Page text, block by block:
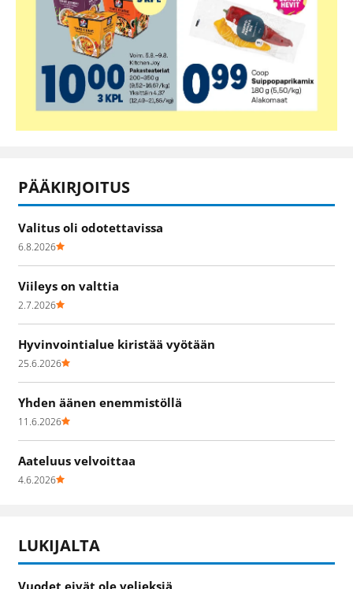
PÄÄKIRJOITUS
Valitus oli odotettavissa
6.8.2026
Viileys on valttia
2.7.2026
Hyvinvointialue kiristää vyötään
25.6.2026
Yhden äänen enemmistöllä
11.6.2026
Aateluus velvoittaa
4.6.2026
LUKIJALTA
Vuodet eivät ole veljeksiä